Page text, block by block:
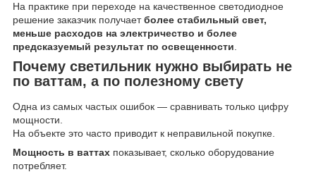
На практике при переходе на качественное светодиодное
решение заказчик получаетболее стабильный свет,
меньше расходов на электричество и более
предсказуемый результат по освещенности.
Почему светильник нужно выбирать не
по ваттам, а по полезному свету
Одна из самых частых ошибок — сравнивать только цифру
мощности.
На объекте это часто приводит к неправильной покупке.
Мощность в ваттах показывает, сколько оборудование
потребляет.